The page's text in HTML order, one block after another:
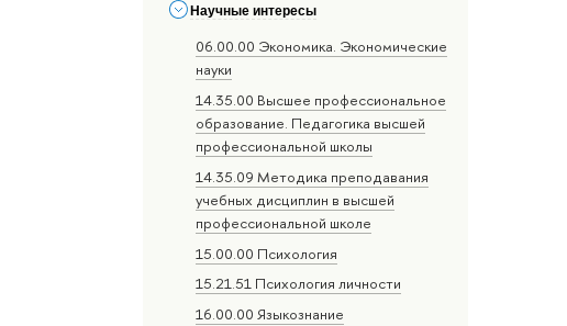
Научные интересы
06.00.00 Экономика. Экономические
науки
14.35.00 Высшее профессиональное
образование. Педагогика высшей
профессиональной школы
14.35.09 Методика преподавания
учебных дисциплин в высшей
профессиональной школе
15.00.00 Психология
15.21.51 Психология личности
16.00.00 Языкознание